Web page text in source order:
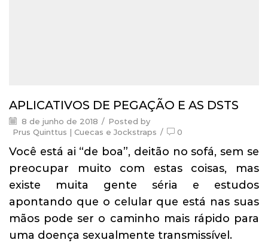
APLICATIVOS DE PEGAÇÃO E AS DSTS
8 de junho de 2018 / Posted by
Prus Quinttus | Cuecas e Jockstraps / 0
Você está ai “de boa”, deitão no sofá, sem se
preocupar muito com estas coisas, mas
existe muita gente séria e estudos
apontando que o celular que está nas suas
mãos pode ser o caminho mais rápido para
uma doença sexualmente transmissível.